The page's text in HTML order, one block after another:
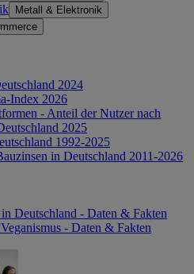
Metall & Elektronik
2024
Index 2026
- Anteil der Nutzer nach
2025
1992-2025
in Deutschland 2011-2026
Deutschland - Daten & Fakten
- Daten & Fakten